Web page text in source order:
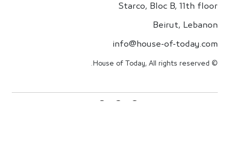
Starco, Bloc B, 11th floor
Beirut, Lebanon
info@house-of-today.com
© House of Today, All rights reserved.